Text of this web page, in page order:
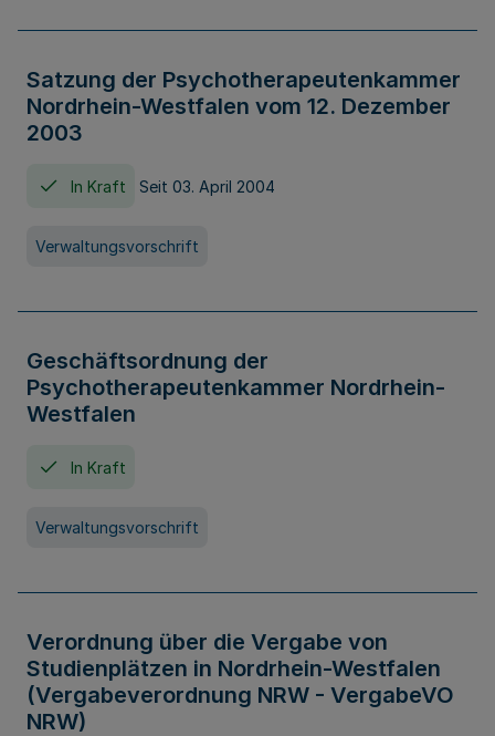
Satzung der Psychotherapeutenkammer
Nordrhein-Westfalen vom 12. Dezember
2003
In Kraft Seit 03. April 2004
Verwaltungsvorschrift
Geschäftsordnung der
Psychotherapeutenkammer Nordrhein-
Westfalen
In Kraft
Verwaltungsvorschrift
Verordnung über die Vergabe von
Studienplätzen in Nordrhein-Westfalen
(Vergabeverordnung NRW - VergabeVO
NRW)